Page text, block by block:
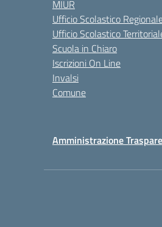
MIUR
Ufficio Scolastico
Ufficio Scolastico
Scuola in Chiaro
Iscrizioni On Line
Invalsi
Comune
Amministrazione